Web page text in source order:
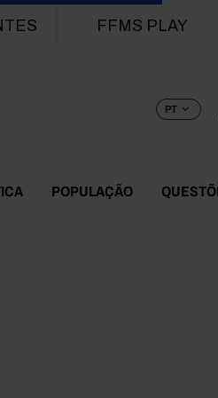
FFMS PLAY
PT
POPULAÇÃO